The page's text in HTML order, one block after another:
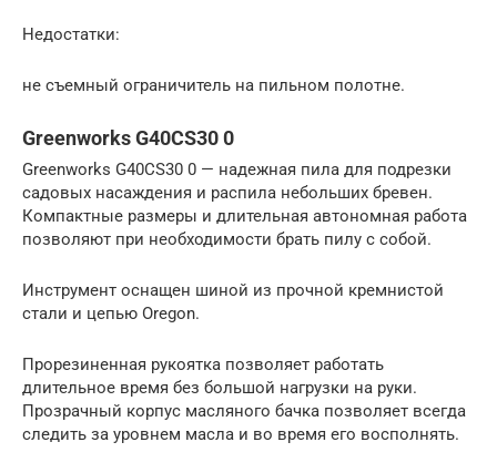
Недостатки:
не съемный ограничитель на пильном полотне.
Greenworks G40CS30 0
Greenworks G40CS30 0 — надежная пила для подрезки
садовых насаждения и распила небольших бревен.
Компактные размеры и длительная автономная работа
позволяют при необходимости брать пилу с собой.
Инструмент оснащен шиной из прочной кремнистой
стали и цепью Oregon.
Прорезиненная рукоятка позволяет работать
длительное время без большой нагрузки на руки.
Прозрачный корпус масляного бачка позволяет всегда
следить за уровнем масла и во время его восполнять.